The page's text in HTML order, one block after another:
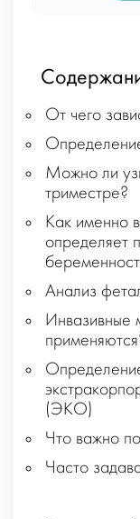
От чего
Можно ли
триместре?
Как именно
определяет
Анализ
Инвазивные
(ЭКО)
Что важно
Часто